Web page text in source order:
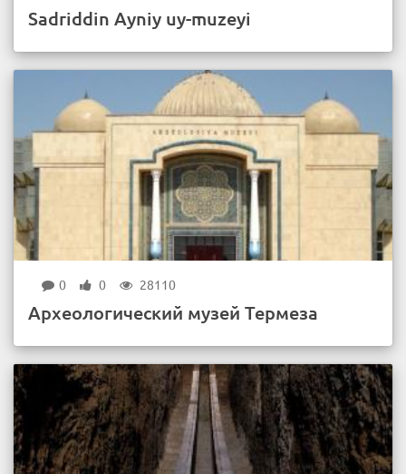
Sadriddin Ayniy uy-muzeyi
0 0 28110
Археологический музей Термеза